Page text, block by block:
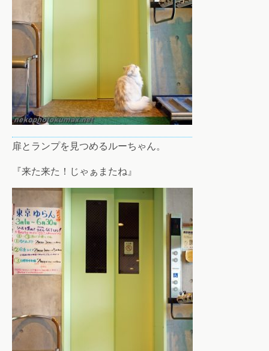
扉とランプを見つめるルーちゃん。
『来た来た！じゃぁまたね』